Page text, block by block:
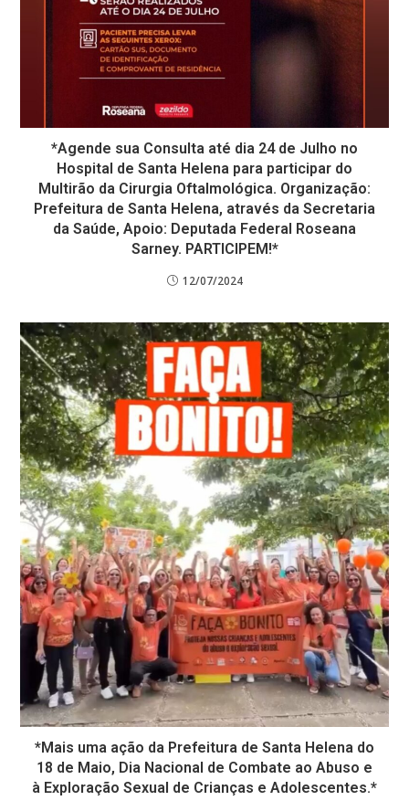
*Agende sua Consulta até dia 24 de Julho no
Hospital de Santa Helena para participar do
Multirão da Cirurgia Oftalmológica. Organização:
Prefeitura de Santa Helena, através da Secretaria
da Saúde, Apoio: Deputada Federal Roseana
Sarney. PARTICIPEM!*
12/07/2024
*Mais uma ação da Prefeitura de Santa Helena do
18 de Maio, Dia Nacional de Combate ao Abuso e
à Exploração Sexual de Crianças e Adolescentes.*